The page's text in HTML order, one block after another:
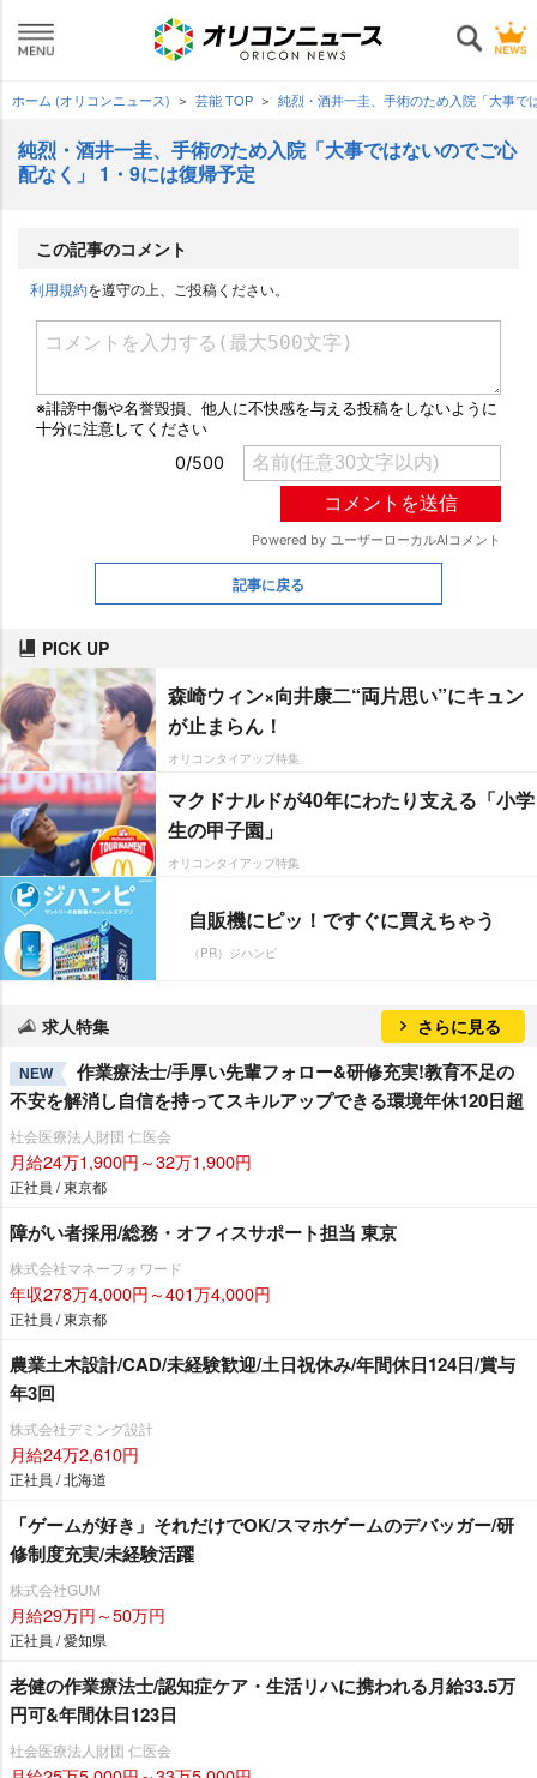
ホーム (オリコンニュース) 芸能 TOP 純烈・酒井一圭、手術のため入院「大事
純烈・酒井一圭、手術のため入院「大事ではないのでご心
配なく」 1・9には復帰予定
この記事のコメント
利用規約を遵守の上、ご投稿ください。
記事に戻る
PICK UP
森崎ウィン×向井康二“両片思い”にキュン
が止まらん！
オリコンタイアップ特集
マクドナルドが40年にわたり支える「小学
生の甲子園」
オリコンタイアップ特集
自販機にピッ！ですぐに買えちゃう
（PR）ジハンピ
求人特集 さらに見る
NEW
作業療法士/手厚い先輩フォロー&研修充実!教育不足の
不安を解消し自信を持ってスキルアップできる環境年休120日超
社会医療法人財団 仁医会
月給24万1,900円～32万1,900円
正社員 / 東京都
障がい者採用/総務・オフィスサポート担当 東京
株式会社マネーフォワード
年収278万4,000円～401万4,000円
正社員 / 東京都
農業土木設計/CAD/未経験歓迎/土日祝休み/年間休日124日/賞与
年3回
株式会社デミング設計
月給24万2,610円
正社員 / 北海道
「ゲームが好き」それだけでOK/スマホゲームのデバッガー/研
修制度充実/未経験活躍
株式会社GUM
月給29万円～50万円
正社員 / 愛知県
老健の作業療法士/認知症ケア・生活リハに携われる月給33.5万
円可&年間休日123日
社会医療法人財団 仁医会